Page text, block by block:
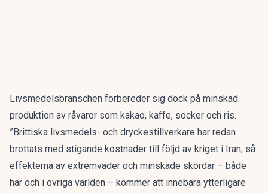
Livsmedelsbranschen förbereder sig dock på minskad
produktion av råvaror som kakao, kaffe, socker och ris.
”Brittiska livsmedels- och dryckestillverkare har redan
brottats med stigande kostnader till följd av kriget i Iran, så
effekterna av extremväder och minskade skördar – både
här och i övriga världen – kommer att innebära ytterligare